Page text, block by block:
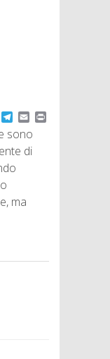
W T
e
l
e
g
r
m
E
m
a
i
sono
di
ma